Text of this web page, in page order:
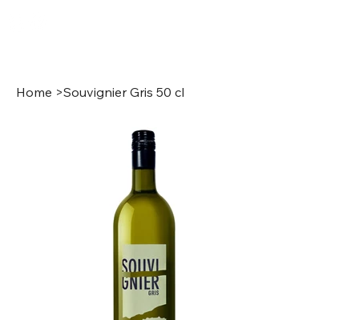
Home >Souvignier Gris 50 cl